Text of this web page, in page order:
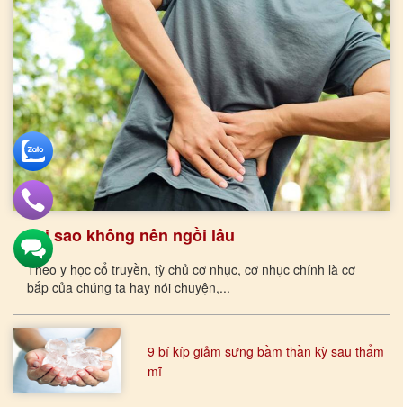
Tại sao không nên ngồi lâu
Theo y học cổ truyền, tỳ chủ cơ nhục, cơ nhục chính là cơ
bắp của chúng ta hay nói chuyện,...
9 bí kíp giảm sưng bầm thần kỳ sau thẩm
mĩ